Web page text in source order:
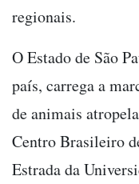
regionais.
O Estado de São
país, carrega a
de animais
Centro Brasileiro
Estrada da